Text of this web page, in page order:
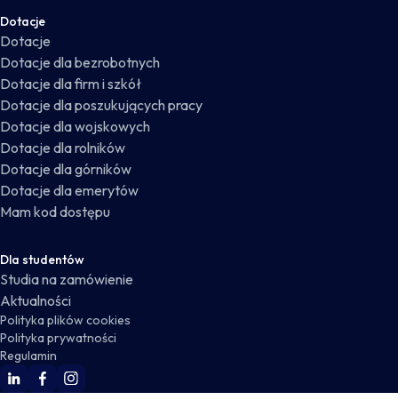
Dotacje
Dotacje
Dotacje dla bezrobotnych
Dotacje dla firm i szkół
Dotacje dla poszukujących pracy
Dotacje dla wojskowych
Dotacje dla rolników
Dotacje dla górników
Dotacje dla emerytów
Mam kod dostępu
Dla studentów
Studia na zamówienie
Aktualności
Polityka plików cookies
Polityka prywatności
Regulamin
WSKZ Linkedin
WSKZ Facebook
WSKZ Instagram